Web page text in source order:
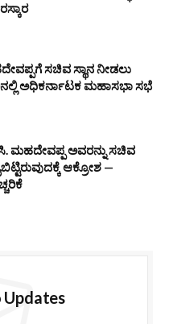
ಸಚಿವ ಸ್ಥಾನ ನೀಡಲು
ಅಧಿಕರ್ನಾಟಕ ಮಹಾಸಭಾ ಸಭೆ
ಮಹದೇವಪ್ಪ ಅವರನ್ನು ಸಚಿವ
ಆಕ್ರೋಶ —
Updates